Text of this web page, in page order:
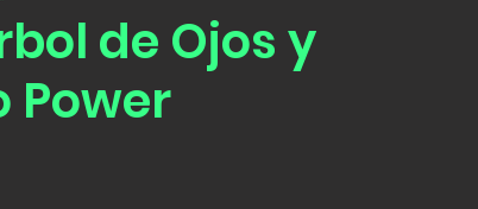
de Ojos y
Power